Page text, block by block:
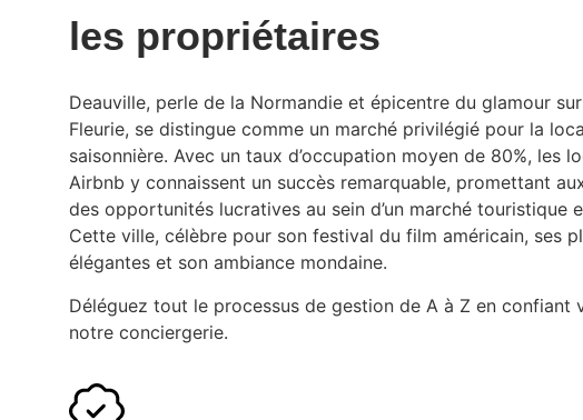
les propriétaires
Deauville, perle de la Normandie et épicentre du glamour
Fleurie, se distingue comme un marché privilégié pour la
saisonnière. Avec un taux d’occupation moyen de 80%, les
Airbnb y connaissent un succès remarquable, promettant
des opportunités lucratives au sein d’un marché touristique
Cette ville, célèbre pour son festival du film américain, ses
élégantes et son ambiance mondaine.
Déléguez tout le processus de gestion de A à Z en confiant
notre conciergerie.